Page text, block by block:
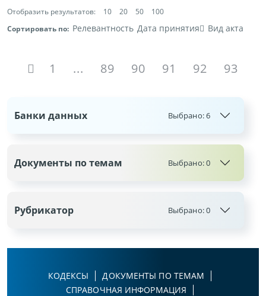
Отобразить результатов: 10 20 50
100
Сортировать по: Релевантность Дата принятия Вид акта
1 ... 89 90 91 92 93
Банки данных Выбрано:6
Документы по темам Выбрано:0
Рубрикатор Выбрано:0
КОДЕКСЫ
ДОКУМЕНТЫ ПО ТЕМАМ
СПРАВОЧНАЯ ИНФОРМАЦИЯ